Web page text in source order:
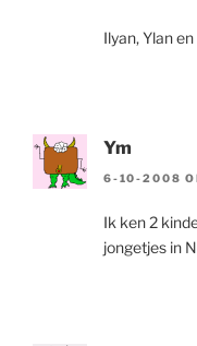
Ilyan, Ylan
Ym
6-10-2008
Ik ken 2
jongetjes in